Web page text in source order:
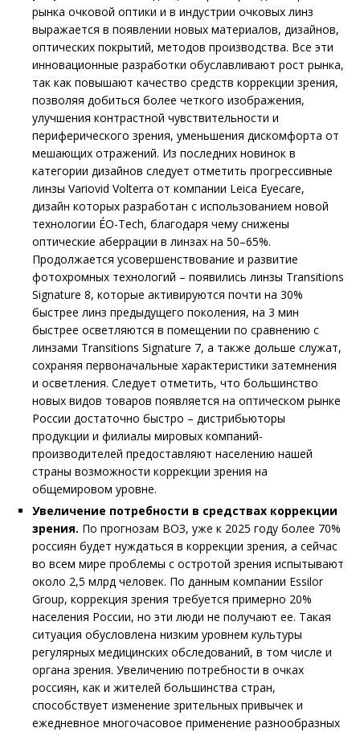
рынка очковой оптики и в индустрии очковых линз
выражается в появлении новых материалов, дизайнов,
оптических покрытий, методов производства. Все эти
инновационные разработки обуславливают рост рынка,
так как повышают качество средств коррекции зрения,
позволяя добиться более четкого изображения,
улучшения контрастной чувствительности и
периферического зрения, уменьшения дискомфорта от
мешающих отражений. Из последних новинок в
категории дизайнов следует отметить прогрессивные
линзы Variovid Volterra от компании Leica Eyecare,
дизайн которых разработан с использованием новой
технологии ÉO-Tech, благодаря чему снижены
оптические аберрации в линзах на 50–65%.
Продолжается усовершенствование и развитие
фотохромных технологий – появились линзы Transitions
Signature 8, которые активируются почти на 30%
быстрее линз предыдущего поколения, на 3 мин
быстрее осветляются в помещении по сравнению с
линзами Transitions Signature 7, а также дольше служат,
сохраняя первоначальные характеристики затемнения
и осветления. Следует отметить, что большинство
новых видов товаров появляется на оптическом рынке
России достаточно быстро – дистрибьюторы
продукции и филиалы мировых компаний-
производителей предоставляют населению нашей
страны возможности коррекции зрения на
общемировом уровне.
Увеличение потребности в средствах коррекции
зрения. По прогнозам ВОЗ, уже к 2025 году более 70%
россиян будет нуждаться в коррекции зрения, а сейчас
во всем мире проблемы с остротой зрения испытывают
около 2,5 млрд человек. По данным компании Essilor
Group, коррекция зрения требуется примерно 20%
населения России, но эти люди не получают ее. Такая
ситуация обусловлена низким уровнем культуры
регулярных медицинских обследований, в том числе и
органа зрения. Увеличению потребности в очках
россиян, как и жителей большинства стран,
способствует изменение зрительных привычек и
ежедневное многочасовое применение разнообразных